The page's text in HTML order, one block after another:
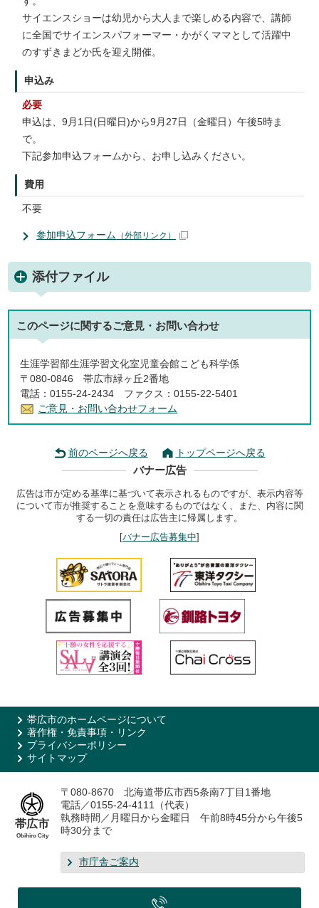
サイエンスショーは幼児から大人まで楽しめる内容で、講師
に全国でサイエンスパフォーマー・かがくママとして活躍中
のすずきまどか氏を迎え開催。
申込み
必要
申込は、9月1日(日曜日)から9月27日（金曜日）午後5時ま
で。
下記参加申込フォームから、お申し込みください。
費用
不要
参加申込フォーム （外部リンク）
添付ファイル
このページに関するご意見・お問い合わせ
生涯学習部生涯学習文化室児童会館こども科学係
〒080-0846 帯広市緑ヶ丘2番地
電話：0155-24-2434 ファクス：0155-22-5401
ご意見・お問い合わせフォーム
前のページへ戻る トップページへ戻る
バナー広告
広告は市が定める基準に基づいて表示されるものですが、表示内容等
について市が推奨することを意味するものではなく、また、内容に関
する一切の責任は広告主に帰属します。
[バナー広告募集中]
帯広市のホームページについて
著作権・免責事項・リンク
プライバシーポリシー
サイトマップ
帯広市
Obihiro City
〒080-8670 北海道帯広市西5条南7丁目1番地
電話／0155-24-4111（代表）
執務時間／月曜日から金曜日 午前8時45分から午後5
時30分まで
市庁舎ご案内